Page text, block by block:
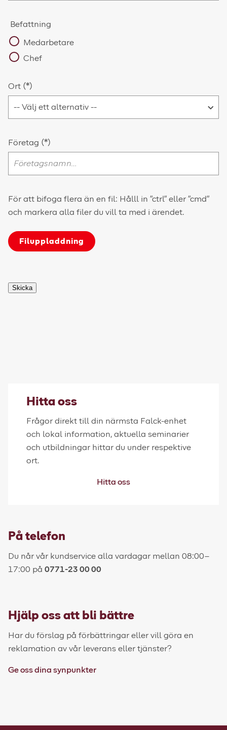
Befattning
Medarbetare
Chef
Ort
Företag
För att bifoga flera än en fil: Hålll in "ctrl" eller "cmd"
och markera alla filer du vill ta med i ärendet.
Filuppladdning
Skicka
Hitta oss
Frågor direkt till din närmsta Falck-enhet
och lokal information, aktuella seminarier
och utbildningar hittar du under respektive
ort.
Hitta oss
På telefon
Du når vår kundservice alla vardagar mellan 08:00–
17:00 på 0771-23 00 00
Hjälp oss att bli bättre
Har du förslag på förbättringar eller vill göra en
reklamation av vår leverans eller tjänster?
Ge oss dina synpunkter